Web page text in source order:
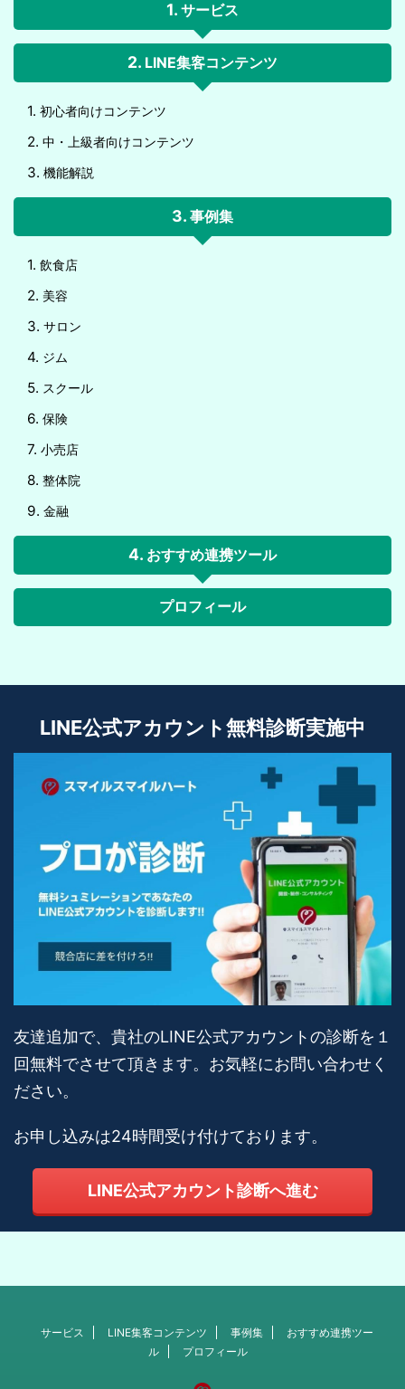
サービス
LINE集客コンテンツ
初心者向けコンテンツ
中・上級者向けコンテンツ
機能解説
事例集
飲食店
美容
サロン
ジム
スクール
保険
小売店
整体院
金融
おすすめ連携ツール
プロフィール
LINE公式アカウント無料診断実施中
友達追加で、貴社のLINE公式アカウントの診断を１
回無料でさせて頂きます。お気軽にお問い合わせく
ださい。
お申し込みは24時間受け付けております。
LINE公式アカウント診断へ進む
サービス LINE集客コンテンツ 事例集
おすすめ連携ツー
ル
プロフィール